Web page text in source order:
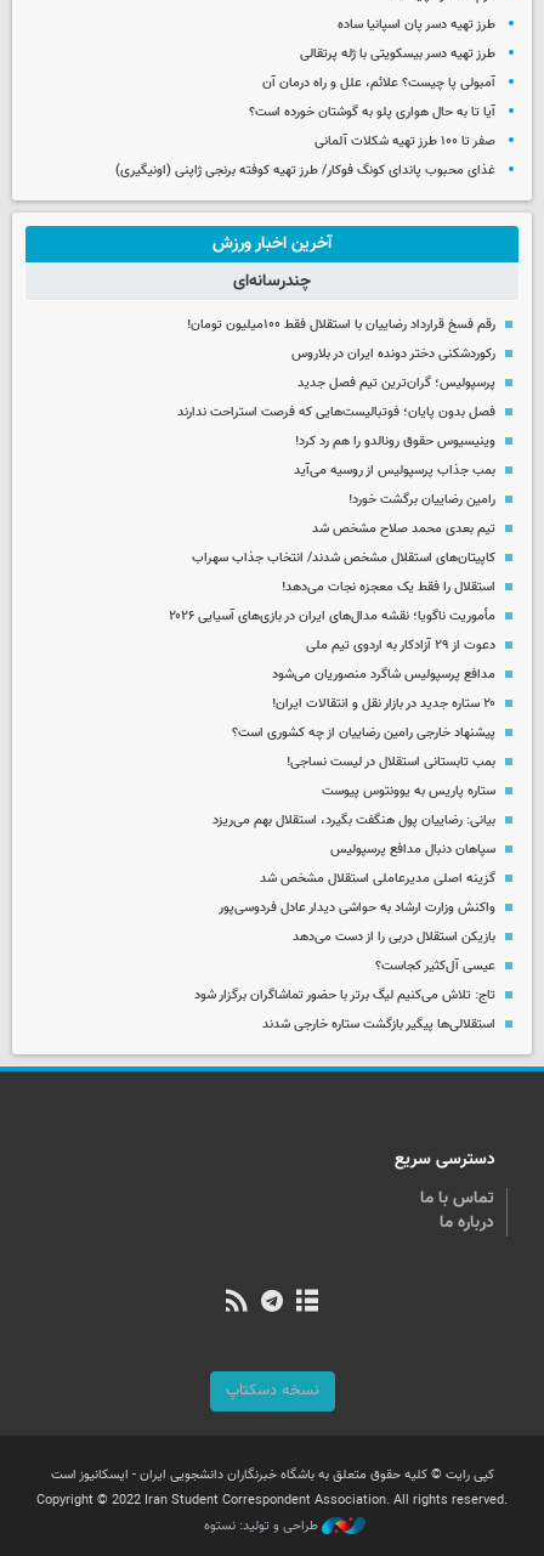
طرز تهیه دسر پان اسپانیا ساده
طرز تهیه دسر بیسکویتی با ژله پرتقالی
آمبولی پا چیست؟ علائم، علل و راه درمان آن
آیا تا به حال هواری پلو به گوشتان خورده است؟
صفر تا ۱۰۰ طرز تهیه شکلات آلمانی
غذای محبوب پاندای کونگ فوکار/ طرز تهیه کوفته برنجی ژاپنی (اونیگیری)
آخرین اخبار ورزش
چندرسانه‌ای
رقم فسخ قرارداد رضاییان با استقلال فقط ۱۰۰میلیون تومان!
رکوردشکنی دختر دونده ایران در بلاروس
پرسپولیس؛ گران‌ترین تیم فصل جدید
فصل بدون پایان؛ فوتبالیست‌هایی که فرصت استراحت ندارند
وینیسیوس حقوق رونالدو را هم رد کرد!
بمب جذاب پرسپولیس از روسیه می‌آید
رامین رضاییان برگشت خورد!
تیم بعدی محمد صلاح مشخص شد
کاپیتان‌های استقلال مشخص شدند/ انتخاب جذاب سهراب
استقلال را فقط یک معجزه نجات می‌دهد!
مأموریت ناگویا؛ نقشه مدال‌های ایران در بازی‌های آسیایی ۲۰۲۶
دعوت از ۲۹ آزادکار به اردوی تیم ملی
مدافع پرسپولیس شاگرد منصوریان می‌شود
۲۰ ستاره جدید در بازار نقل و انتقالات ایران!
پیشنهاد خارجی رامین رضاییان از چه کشوری است؟
بمب تابستانی استقلال در لیست نساجی!
ستاره پاریس به یوونتوس پیوست
بیانی: رضاییان پول هنگفت بگیرد، استقلال بهم می‌ریزد
سپاهان دنبال مدافع پرسپولیس
گزینه اصلی مدیرعاملی استقلال مشخص شد
واکنش وزارت ارشاد به حواشی دیدار عادل فردوسی‌پور
بازیکن استقلال دربی را از دست می‌دهد
عیسی آل‌کثیر کجاست؟
تاج: تلاش می‌کنیم لیگ برتر با حضور تماشاگران برگزار شود
استقلالی‌ها پیگیر بازگشت ستاره خارجی شدند
دسترسی سریع
تماس با ما
درباره ما
نسخه دسکتاپ
کپی رایت © کلیه حقوق متعلق به باشگاه خبرنگاران دانشجویی ایران - ایسکانیوز است
Copyright © 2022 Iran Student Correspondent Association. All rights reserved.
طراحی و تولید: نستوه